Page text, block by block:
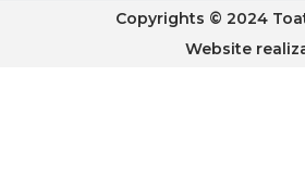
Copyrights © 2024
Website